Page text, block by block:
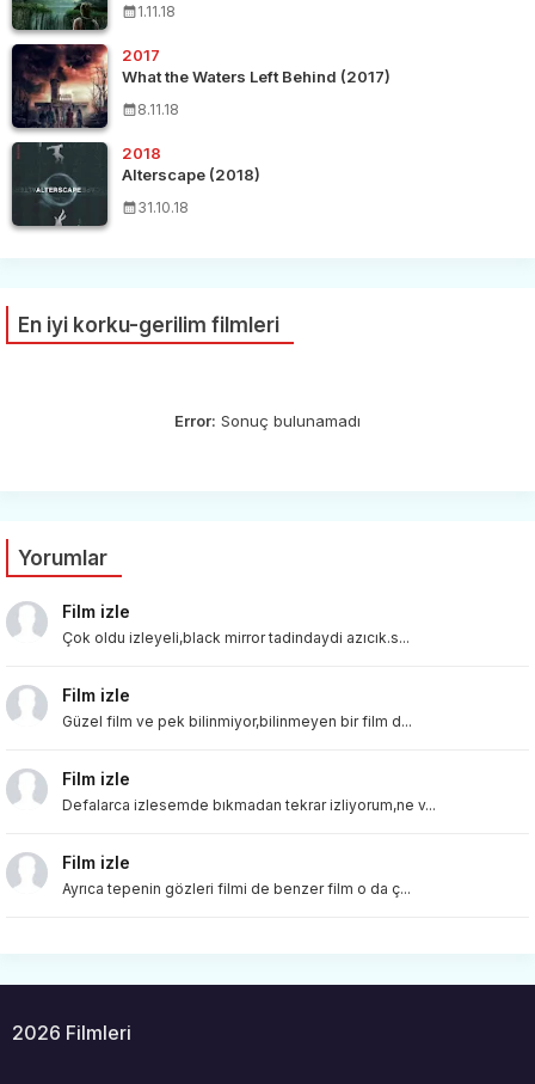
1.11.18
2017
What the Waters Left Behind (2017)
8.11.18
2018
Alterscape (2018)
31.10.18
En iyi korku-gerilim filmleri
Error: Sonuç bulunamadı
Yorumlar
Film izle
Çok oldu izleyeli,black mirror tadindaydi azıcık.s...
Film izle
Güzel film ve pek bilinmiyor,bilinmeyen bir film d...
Film izle
Defalarca izlesemde bıkmadan tekrar izliyorum,ne v...
Film izle
Ayrıca tepenin gözleri filmi de benzer film o da ç...
2026 Filmleri